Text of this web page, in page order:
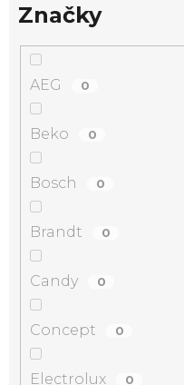
Značky
AEG 0
Beko 0
Bosch 0
Brandt 0
Candy 0
Concept 0
Electrolux 0